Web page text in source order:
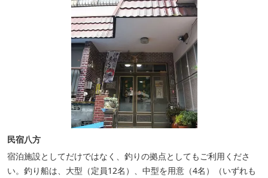
民宿八方
宿泊施設としてだけではなく、釣りの拠点としてもご利用くださ
い。釣り船は、大型（定員12名）、中型を用意（4名）（いずれも